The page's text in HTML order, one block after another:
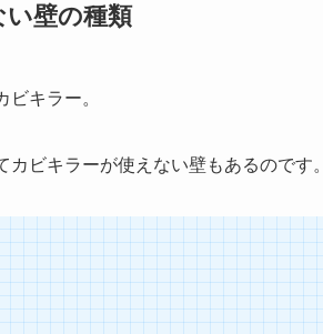
壁の種類
キラー。
カビキラーが使えない壁もあるのです。